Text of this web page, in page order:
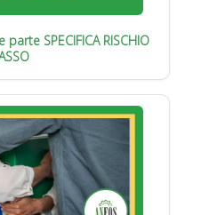
SPECIFICA RISCHIO